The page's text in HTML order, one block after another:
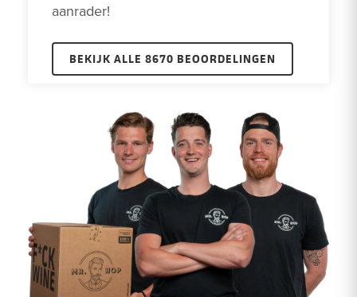
aanrader!
BEKIJK ALLE 8670 BEOORDELINGEN